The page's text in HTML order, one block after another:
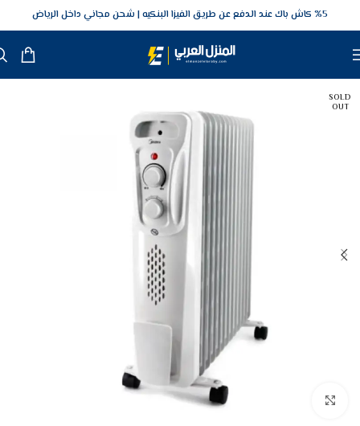
5‎% كاش باك عند الدفع عن طريق الفيزا البنكيه شحن مجاني داخل الرياض
SOLD
OUT